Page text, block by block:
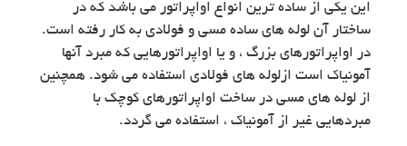
این یکی از ساده ترین انواع اواپراتور می باشد که در
ساختار آن لوله های ساده مسی و فولادی به کار رفته است.
در اواپراتورهای بزرگ ، و یا اواپراتورهایی که مبرد آنها
آمونیاک است ازلوله های فولادی استفاده می شود. همچنین
از لوله های مسی در ساخت اواپراتورهای کوچک با
مبردهایی غیر از آمونیاک ، استفاده می گردد.